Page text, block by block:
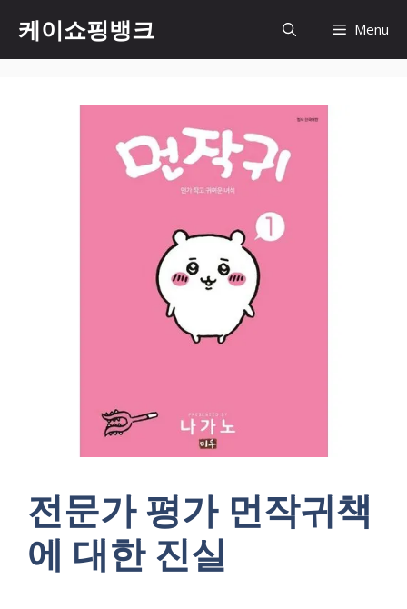
content
케이쇼핑뱅크 Menu
전문가 평가 먼작귀책
에 대한 진실